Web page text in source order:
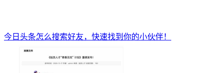
今日头条怎么搜索好友，快速找到你的小伙伴！